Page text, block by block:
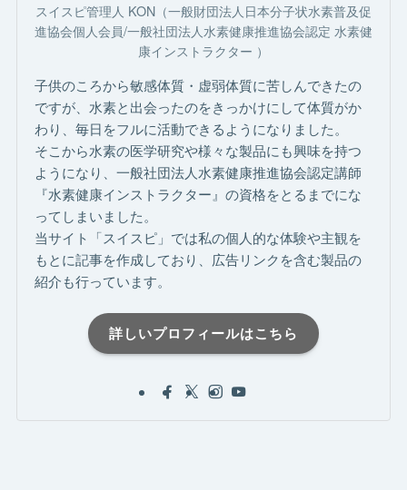
スイスピ管理人 KON（一般財団法人日本分子状水素普及促
進協会個人会員/一般社団法人水素健康推進協会認定 水素健
康インストラクター ）
子供のころから敏感体質・虚弱体質に苦しんできたの
ですが、水素と出会ったのをきっかけにして体質がか
わり、毎日をフルに活動できるようになりました。
そこから水素の医学研究や様々な製品にも興味を持つ
ようになり、一般社団法人水素健康推進協会認定講師
『水素健康インストラクター』の資格をとるまでにな
ってしまいました。
当サイト「スイスピ」では私の個人的な体験や主観を
もとに記事を作成しており、広告リンクを含む製品の
紹介も行っています。
詳しいプロフィールはこちら